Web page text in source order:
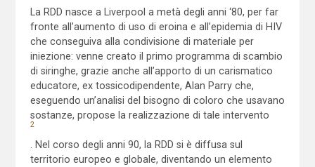
La RDD nasce a Liverpool a metà degli anni ‘80, per far
fronte all’aumento di uso di eroina e all’epidemia di HIV
che conseguiva alla condivisione di materiale per
iniezione: venne creato il primo programma di scambio
di siringhe, grazie anche all’apporto di un carismatico
educatore, ex tossicodipendente, Alan Parry che,
eseguendo un’analisi del bisogno di coloro che usavano
sostanze, propose la realizzazione di tale intervento
2
. Nel corso degli anni 90, la RDD si è diffusa sul
territorio europeo e globale, diventando un elemento